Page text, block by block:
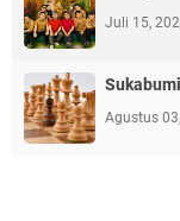
Juli 15,
Agustus